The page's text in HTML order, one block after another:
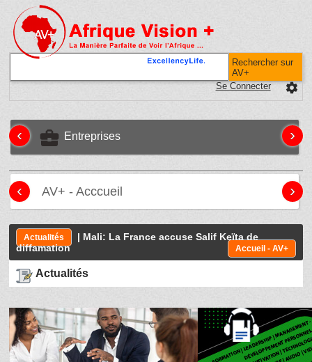
Rechercher sur
AV+
settings
Se Connecter
business_center Entreprises
‹ ›
AV+ - Acccueil
‹ ›
Actualités
| Mali: La France accuse Salif Keïta de
diffamation
Accueil - AV+
Actualités